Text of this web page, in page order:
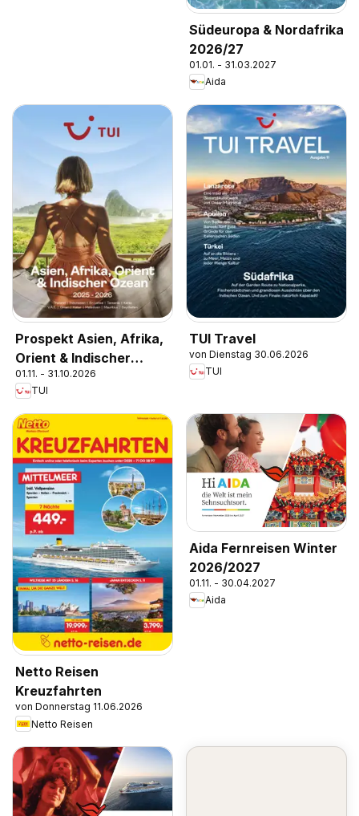
Südeuropa & Nordafrika
2026/27
01.01. - 31.03.2027
Aida
Prospekt Asien, Afrika,
Orient & Indischer
Ozean 2025/26
01.11. - 31.10.2026
TUI
TUI Travel
von Dienstag 30.06.2026
TUI
Netto Reisen
Kreuzfahrten
von Donnerstag 11.06.2026
Netto Reisen
Aida Fernreisen Winter
2026/2027
01.11. - 30.04.2027
Aida